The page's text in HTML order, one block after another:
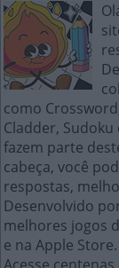
como
Cladder, Sudoku
fazem parte
cabeça, você
respostas,
Desenvolvido
melhores jogos
e na Apple Store.